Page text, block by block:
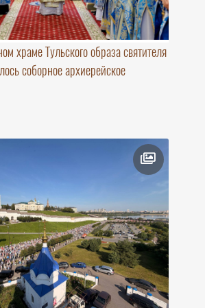
храме Тульского образа святителя
соборное архиерейское